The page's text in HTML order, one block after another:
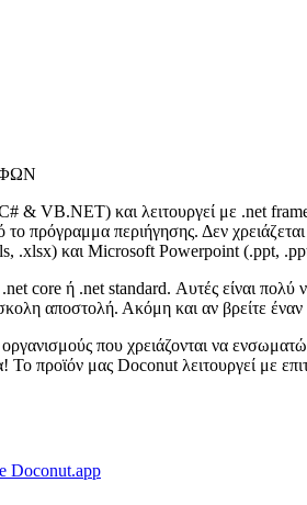
(C# & VB.NET) και λειτουργεί με .net
πρόγραμμα περιήγησης. Δεν
και Microsoft Powerpoint (.ppt,
core ή .net standard. Αυτές είναι
αποστολή. Ακόμη και αν βρείτε
που χρειάζονται να
προϊόν μας Doconut λειτουργεί με
Doconut.app